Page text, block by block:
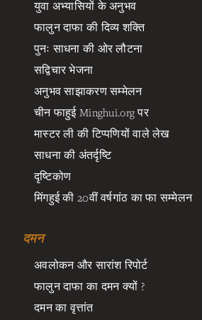
युवा अभ्यासियों के अनुभव
फालुन दाफा की दिव्य शक्ति
पुनः साधना की ओर लौटना
सद्विचार भेजना
अनुभव साझाकरण सम्मेलन
चीन फाहुई Minghui.org पर
मास्टर ली की टिप्पणियों वाले लेख
साधना की अंतर्दृष्टि
दृष्टिकोण
मिंगहुई की 20वीं वर्षगांठ का फा सम्मेलन
दमन
अवलोकन और सारांश रिपोर्ट
फालुन दाफा का दमन क्यों ?
दमन का वृत्तांत